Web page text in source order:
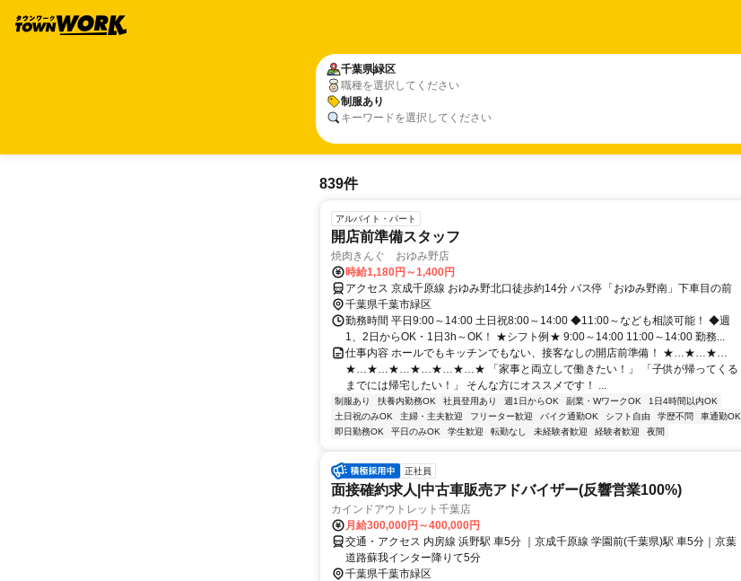
千葉県緑区
職種を選択してください
制服あり
キーワードを選択してください
839件
アルバイト・パート
開店前準備スタッフ
焼肉きんぐ おゆみ野店
時給1,180円～1,400円
アクセス 京成千原線 おゆみ野北口徒歩約14分 バス停「おゆみ野南」下車目の前
千葉県千葉市緑区
勤務時間 平日9:00～14:00 土日祝8:00～14:00 ◆11:00～なども相談可能！ ◆週
1、2日からOK・1日3h～OK！ ★シフト例★ 9:00～14:00 11:00～14:00 勤務...
仕事内容 ホールでもキッチンでもない、接客なしの開店前準備！ ★…★…★…
★…★…★…★…★…★…★ 「家事と両立して働きたい！」 「子供が帰ってくる
までには帰宅したい！」 そんな方にオススメです！ ...
制服あり 扶養内勤務OK 社員登用あり 週1日からOK 副業・WワークOK
1日4時間以内OK
土日祝のみOK
主婦・主夫歓迎 フリーター歓迎 バイク通勤OK シフト自由 学歴不問
車通勤OK
即日勤務OK
平日のみOK 学生歓迎 転勤なし 未経験者歓迎 経験者歓迎 夜間
正社員
面接確約求人|中古車販売アドバイザー(反響営業100%)
カインドアウトレット千葉店
月給300,000円～400,000円
交通・アクセス 内房線 浜野駅 車5分 ｜京成千原線 学園前(千葉県)駅 車5分｜京葉
道路蘇我インター降りて5分
千葉県千葉市緑区